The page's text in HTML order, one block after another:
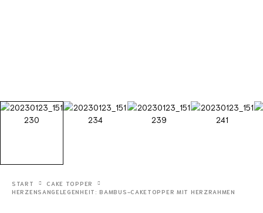
START
CAKE TOPPER
HERZENSANGELEGENHEIT: BAMBUS-CAKETOPPER MIT HERZRAHMEN